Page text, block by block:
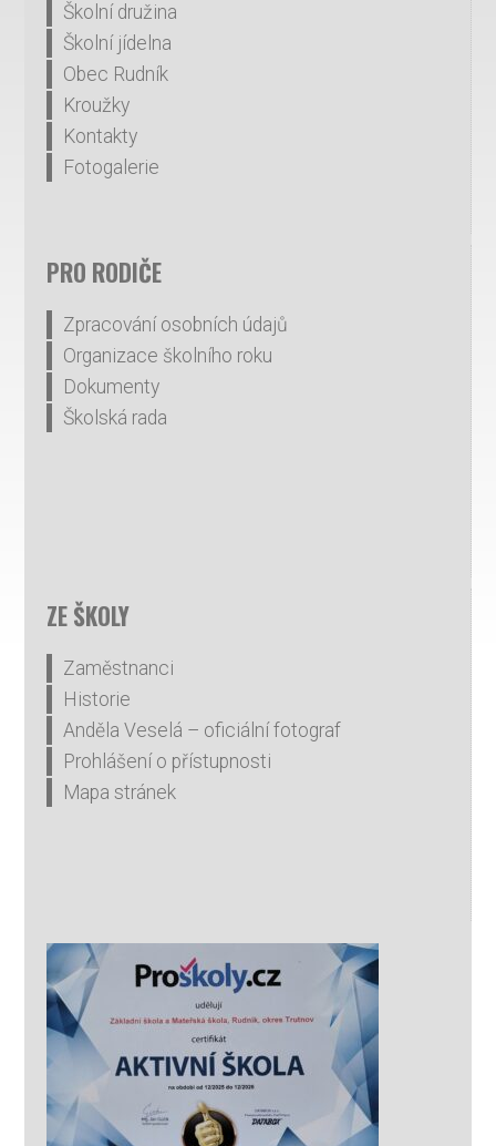
Školní družina
Školní jídelna
Obec Rudník
Kroužky
Kontakty
Fotogalerie
PRO RODIČE
Zpracování osobních údajů
Organizace školního roku
Dokumenty
Školská rada
ZE ŠKOLY
Zaměstnanci
Historie
Anděla Veselá – oficiální fotograf
Prohlášení o přístupnosti
Mapa stránek